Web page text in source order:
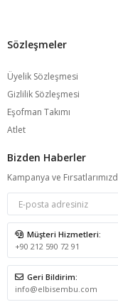
Sözleşmeler
Üyelik Sözleşmesi
Gizlilik Sözleşmesi
Eşofman Takımı
Atlet
Bizden Haberler
Kampanya ve
Müşteri Hizmetleri:
+90 212 590 72 91
Geri Bildirim:
info@elbisembu.com